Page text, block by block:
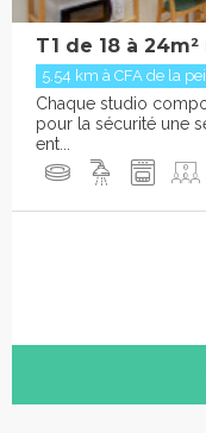
T1 de 18 à
5.54 km à CFA de la
Chaque studio
pour la sécurité une
ent...